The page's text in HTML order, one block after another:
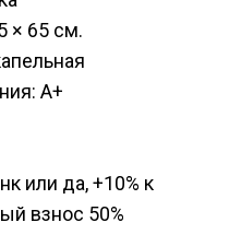
× 65 см.
А+
или да, +10% к
взнос 50%